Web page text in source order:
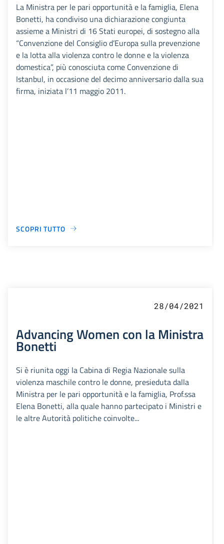
La Ministra per le pari opportunità e la famiglia, Elena
Bonetti, ha condiviso una dichiarazione congiunta
assieme a Ministri di 16 Stati europei, di sostegno alla
“Convenzione del Consiglio d’Europa sulla prevenzione
e la lotta alla violenza contro le donne e la violenza
domestica”, più conosciuta come Convenzione di
Istanbul, in occasione del decimo anniversario dalla sua
firma, iniziata l’11 maggio 2011.
SCOPRI TUTTO
28/04/2021
Advancing Women con la Ministra
Bonetti
Si è riunita oggi la Cabina di Regia Nazionale sulla
violenza maschile contro le donne, presieduta dalla
Ministra per le pari opportunità e la famiglia, Prof.ssa
Elena Bonetti, alla quale hanno partecipato i Ministri e
le altre Autorità politiche coinvolte...